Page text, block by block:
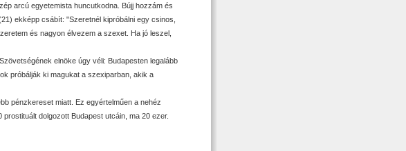
arcú egyetemista huncutkodna. Bújj hozzám és
ekképp csábít: "Szeretnél kipróbálni egy csinos,
és nagyon élvezem a szexet. Ha jó leszel,
elnöke úgy véli: Budapesten legalább
próbálják ki magukat a szexiparban, akik a
pénzkereset miatt. Ez egyértelműen a nehéz
dolgozott Budapest utcáin, ma 20 ezer.